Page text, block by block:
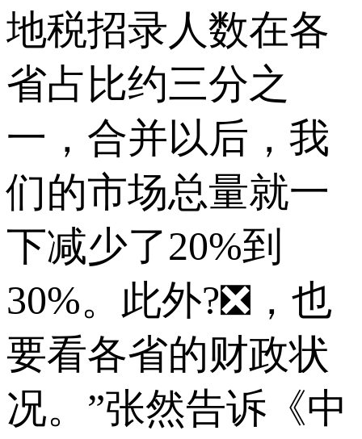
地税招录人数在各
省占比约三分之
一，合并以后，我
们的市场总量就一
下减少了20%到
30%。此外?❎，也
要看各省的财政状
况。”张然告诉《中